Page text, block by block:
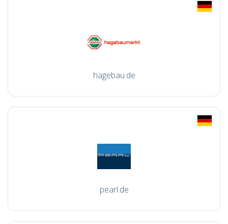
hagebau.de
pearl.de